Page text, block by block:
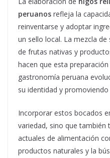
peruanos refleja la
reinventarse y adoptar
un sello local. La mezcla
de frutas nativas y
hacen que esta
gastronomía peruana
su identidad y
Incorporar estos bocados
variedad, sino que también
actuales de alimentación
productos naturales y la